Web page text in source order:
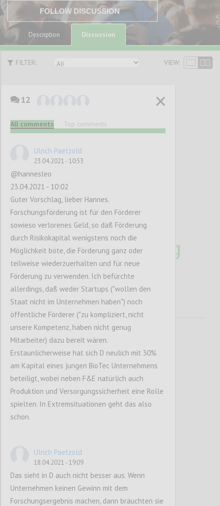
FOLLOW DISCUSSION
Description Discussion
FILTER: VIEW:
Innovationsförder
ung: Mehr
Wachstum oder
Verhinderung
von Klimawandel
und
Umweltzerstörung
?
P1
Hannes Leo
12
All comments Top comments
Ulrich Paetzold
23.04.2021 - 10:53
@hannesleo
23.04.2021 - 10:02
Guter Vorschlag, lieber Hannes.
Forschungsförderung ist für den Förderer
sowieso verlorenes Geld, so daß Förderung
durch Risikokapital wenigstens noch die
Möglichkeit böte, die Förderung ganz oder
teilweise wiederzuerhalten und für neue
Förderung zu verwenden. Ich befürchte
allerdings, daß weder Startups ("wollen den
Staat nicht im Unternehmen haben") noch
öffentliche Förderer ("zu kompliziert, nicht
unsere Kompetenz, haben nicht genug
Mitarbeiter) dazu bereit wären.
Erstaunlicherweise hat sich D neulich mit 30%
am Kapital eines jungen BioTec Unternehmens
beteiligt, wobei neben F&E natürlich auch
Produktion und Versorgungssicherheit eine Rolle
spielten. In Extremsituationen geht das also
schon.
Ulrich Paetzold
18.04.2021 - 19:09
Das sieht in D auch nicht besser aus. Wenn
Unternehmen keinen Gewinn mit dem
Forschungsergebnis machen, dann bräuchten sie